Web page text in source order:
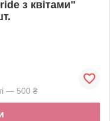
з квітами"
— 500 ₴